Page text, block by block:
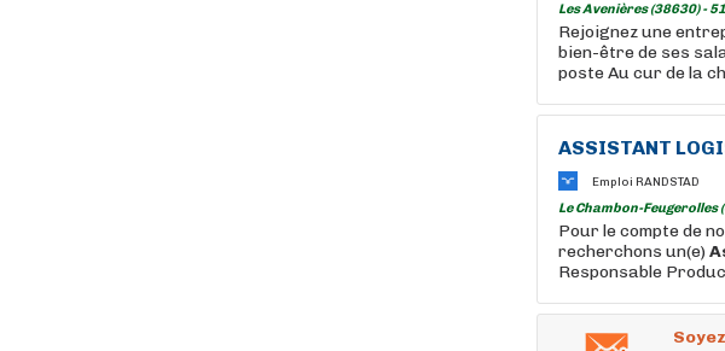
Les Avenières (38630) -
Rejoignez une
bien-être de ses
poste Au cur de la
ASSISTANT
Emploi RANDSTAD
Le Chambon-Feugerolles
Pour le compte de
recherchons un(e)
Responsable